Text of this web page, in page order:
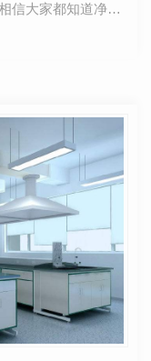
信大家都知道净化
改造的早期阶…